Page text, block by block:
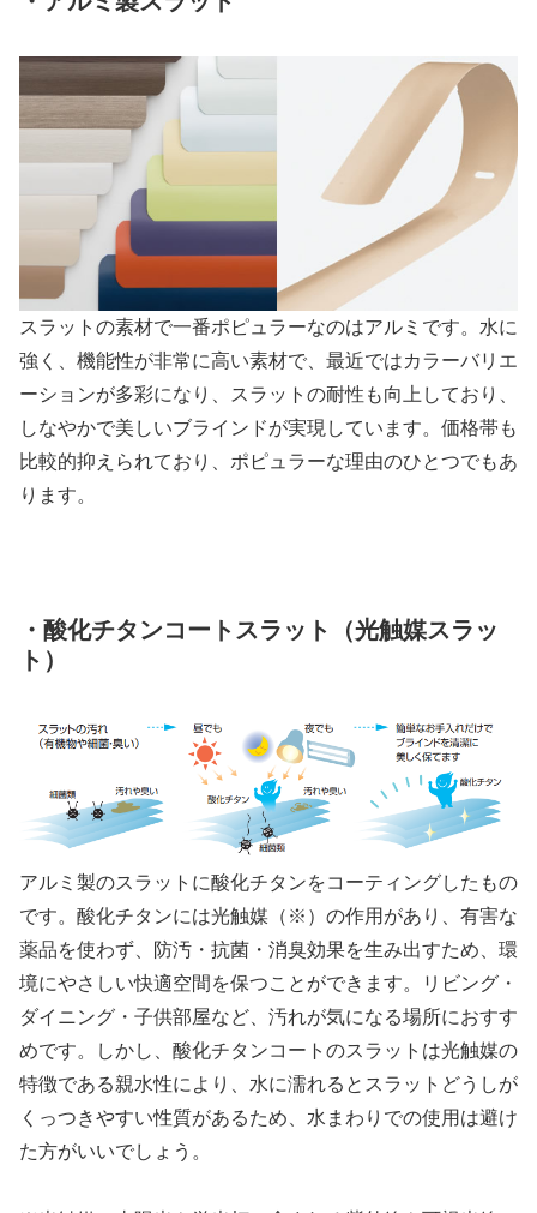
スラットの素材で一番ポピュラーなのはアルミです。水に
強く、機能性が非常に高い素材で、最近ではカラーバリエ
ーションが多彩になり、スラットの耐性も向上しており、
しなやかで美しいブラインドが実現しています。価格帯も
比較的抑えられており、ポピュラーな理由のひとつでもあ
ります。
・酸化チタンコートスラット（光触媒スラッ
ト）
アルミ製のスラットに酸化チタンをコーティングしたもの
です。酸化チタンには光触媒（※）の作用があり、有害な
薬品を使わず、防汚・抗菌・消臭効果を生み出すため、環
境にやさしい快適空間を保つことができます。リビング・
ダイニング・子供部屋など、汚れが気になる場所におすす
めです。しかし、酸化チタンコートのスラットは光触媒の
特徴である親水性により、水に濡れるとスラットどうしが
くっつきやすい性質があるため、水まわりでの使用は避け
た方がいいでしょう。